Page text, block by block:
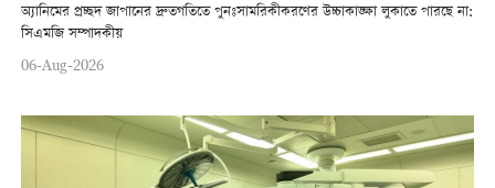
অ্যানিমের প্রচ্ছদ জাপানের দ্রুতগতিতে পুনঃসামরিকীকরণের উচ্চাকাঙ্ক্ষা লুকাতে পারছে না:
সিএমজি সম্পাদকীয়
06-Aug-2026